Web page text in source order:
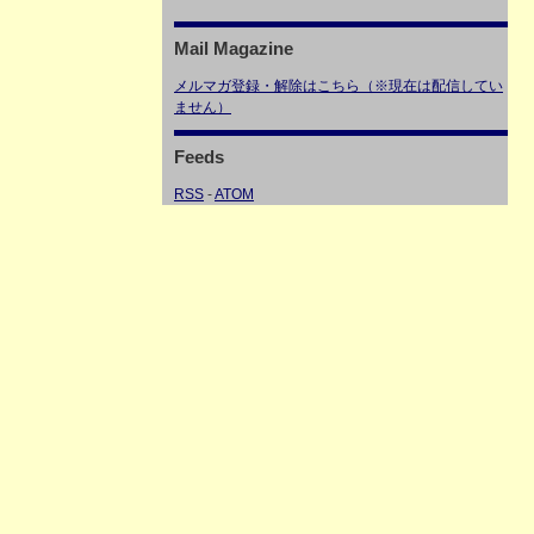
Mail Magazine
メルマガ登録・解除はこちら（※現在は配信してい
ません）
Feeds
RSS -ATOM